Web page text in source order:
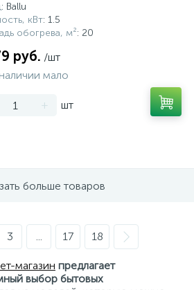
: Ballu
кВт: 1.5
обогрева, м²: 20
руб. /шт
мало
+ шт
больше товаров
3 ... 17 18
магазин предлагает
выбор бытовых